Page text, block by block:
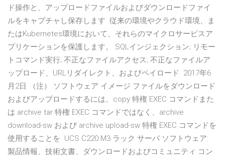
ド操作と、アップロードファイルおよびダウンロードファイ
ルをキャプチャし保存します 従来の環境やクラウド環境、ま
たはKubernetes環境において、それらのマイクロサービスア
プリケーションを保護します。 SQLインジェクション; リモー
トコマンド実行; 不正なファイルアクセス; 不正なファイルア
ップロード、URLリダイレクト、およびペイロード 2017年6
月2日 （注） ソフトウェア イメージ ファイルをダウンロード
およびアップロードするには、copy 特権 EXEC コマンドまた
は archive tar 特権 EXEC コマンドではなく、archive
download-sw および archive upload-sw 特権 EXEC コマンドを
使用することを UCS C220 M3 ラック サーバ ソフトウェア:
製品情報、技術文書、ダウンロードおよびコミュニティ コン